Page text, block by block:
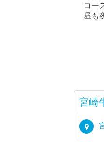
コー
昼も
宮崎